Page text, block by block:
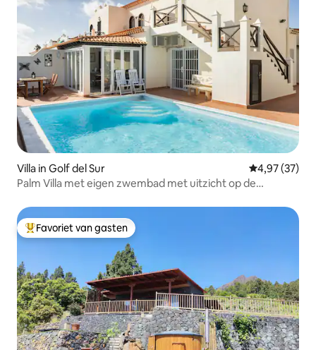
Villa in Golf del Sur Gemiddelde
4,97 (37)
Palm Villa met eigen zwembad met uitzicht op de
Topfavoriet van gasten
Favoriet van gasten